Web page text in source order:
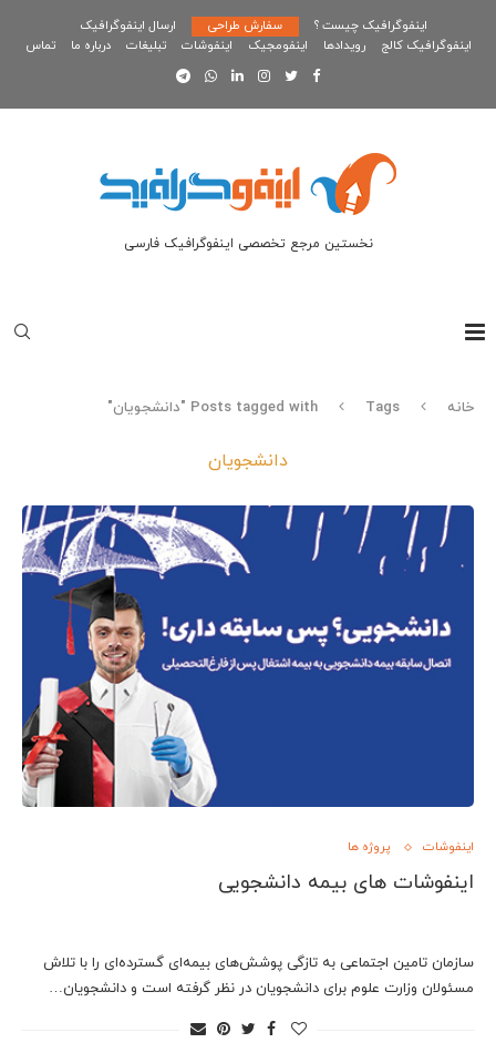
اینفوگرافیک چیست ؟ سفارش طراحی
ارسال اینفوگرافیک
اینفوگرافیک کالج
رویدادها اینفومجیک اینفوشات تبلیغات درباره ما تماس
نخستین مرجع تخصصی اینفوگرافیک فارسی
خانه Tags Posts tagged with "دانشجویان"
دانشجویان
اینفوشات پروژه ها
اینفوشات های بیمه دانشجویی
سازمان تامین اجتماعی به تازگی پوشش‌های بیمه‌ای گسترده‌ای را با تلاش
مسئولان وزارت علوم برای دانشجویان در نظر گرفته است و دانشجویان…